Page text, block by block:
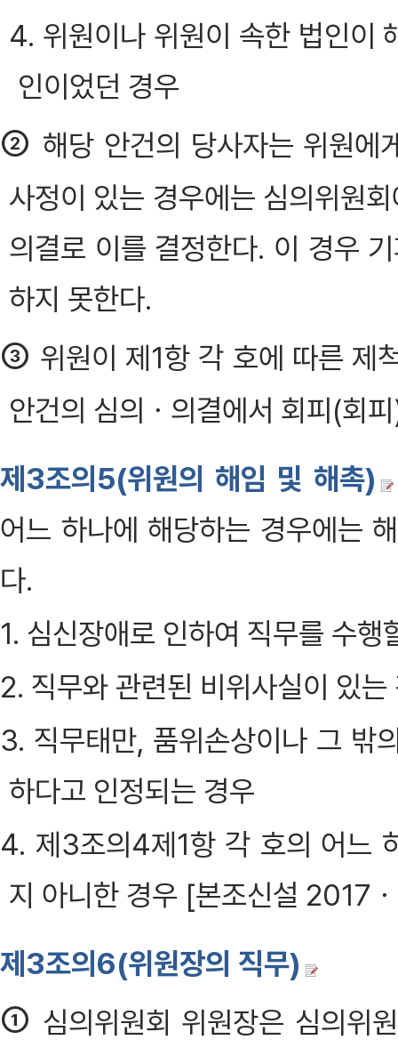
4. 위원이나 위원이 속한 법인이
인이었던 경우
② 해당 안건의 당사자는 위원에
사정이 있는 경우에는 심의위원
의결로 이를 결정한다. 이 경우
하지 못한다.
③ 위원이 제1항 각 호에 따른 제
안건의 심의ㆍ의결에서 회피(회
제3조의5(위원의 해임 및 해촉)
어느 하나에 해당하는 경우에는
다.
1. 심신장애로 인하여 직무를 수행
2. 직무와 관련된 비위사실이 있는
3. 직무태만, 품위손상이나 그 밖
하다고 인정되는 경우
4. 제3조의4제1항 각 호의 어느
지 아니한 경우 [본조신설 2017
제3조의6(위원장의 직무)
① 심의위원회 위원장은 심의위